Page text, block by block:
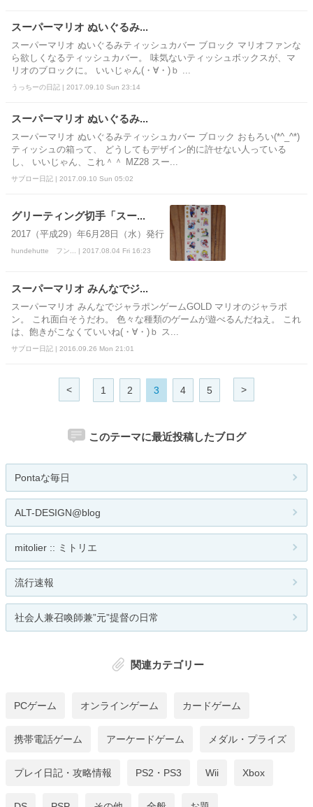
スーパーマリオ ぬいぐるみ...
スーパーマリオ ぬいぐるみティッシュカバー ブロック マリオファンな
ら欲しくなるティッシュカバー。 味気ないティッシュボックスが、マ
リオのブロックに。 いいじゃん(・∀・)ｂ ...
うっちーの日記 | 2017.09.10 Sun 23:14
スーパーマリオ ぬいぐるみ...
スーパーマリオ ぬいぐるみティッシュカバー ブロック おもろい(*^_^*)
ティッシュの箱って、 どうしてもデザイン的に許せない人っている
し、 いいじゃん、これ＾＾ MZ28 スー...
サブロー日記 | 2017.09.10 Sun 05:02
グリーティング切手「スー...
2017（平成29）年6月28日（水）発行
hundehutte フン... | 2017.08.04 Fri 16:23
スーパーマリオ みんなでジ...
スーパーマリオ みんなでジャラポンゲームGOLD マリオのジャラポ
ン。 これ面白そうだわ。 色々な種類のゲームが遊べるんだねえ。 これ
は、飽きがこなくていいね(・∀・)ｂ ス...
サブロー日記 | 2016.09.26 Mon 21:01
< 1 2 3 4 5 >
このテーマに最近投稿したブログ
Pontaな毎日
ALT-DESIGN@blog
mitolier :: ミトリエ
流行速報
社会人兼召喚師兼”元”提督の日常
関連カテゴリー
PCゲーム オンラインゲーム カードゲーム
携帯電話ゲーム アーケードゲーム メダル・プライズ
プレイ日記・攻略情報 PS2・PS3 Wii Xbox